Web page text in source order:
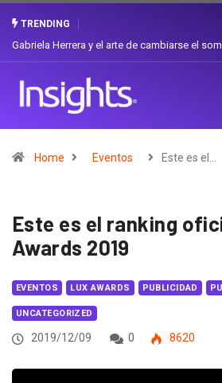
TRENDING
Gabriela Herrera y el arte de cambiarse el
Home Eventos Este es el…
Este es el ranking
Awards 2019
EVENTOS LUX AWARDS PUBLICIDAD
UNCATEGORIZED
2019/12/09 0 8620